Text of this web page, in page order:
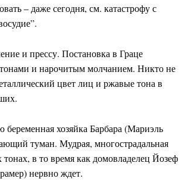
Company
Мой аккаунт
– даже сегодня, см. катастрофу с
и прессу. Постановка в Граце
и нарочитым молчанием. Никто не
цвет лиц и ржавые тона в
беременная хозяйка Барбара (Мариэль
туман. Мудрая, многострадальная
в то время как домовладелец Йозеф
нервно ждет.